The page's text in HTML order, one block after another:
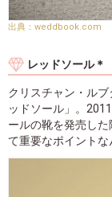
weddbook.com
レッドソール＊
クリスチャン・ル
ッドソール」。
ールの靴を発売し
て重要なポイントな